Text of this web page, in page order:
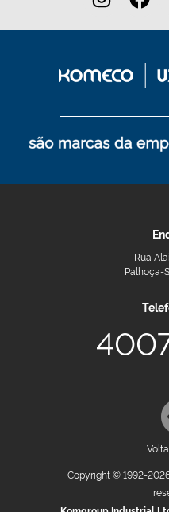
Rua
Palhoça-
Copyright © 1992-